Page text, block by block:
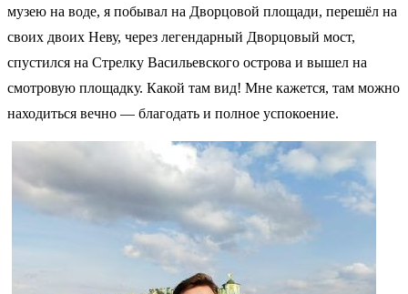
музею на воде, я побывал на Дворцовой площади, перешёл на
своих двоих Неву, через легендарный Дворцовый мост,
спустился на Стрелку Васильевского острова и вышел на
смотровую площадку. Какой там вид! Мне кажется, там можно
находиться вечно — благодать и полное успокоение.